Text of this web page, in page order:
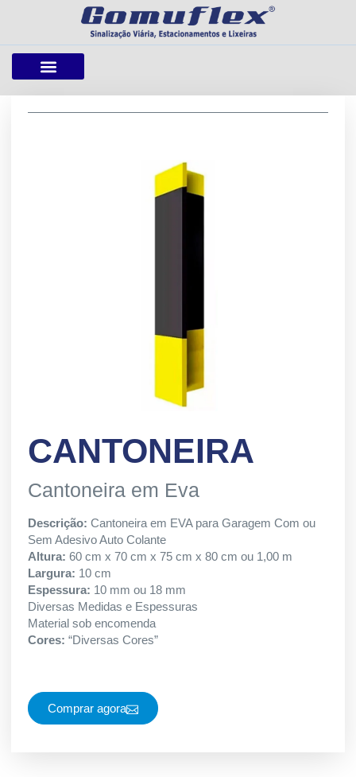
CANTONEIRA
Cantoneira em Eva
Descrição: Cantoneira em EVA para Garagem Com ou
Sem Adesivo Auto Colante
Altura: 60 cm x 70 cm x 75 cm x 80 cm ou 1,00 m
Largura: 10 cm
Espessura: 10 mm ou 18 mm
Diversas Medidas e Espessuras
Material sob encomenda
Cores: “Diversas Cores”
Comprar agora